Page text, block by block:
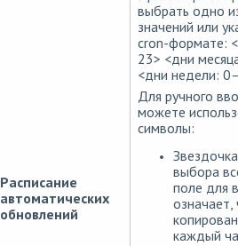
Расписание
автоматических
обновлений
выбрать одно
значений или
cron-формате:
23> <дни
<дни недели:
Для ручного
можете
символы:
выбора
поле для
означает,
каждый